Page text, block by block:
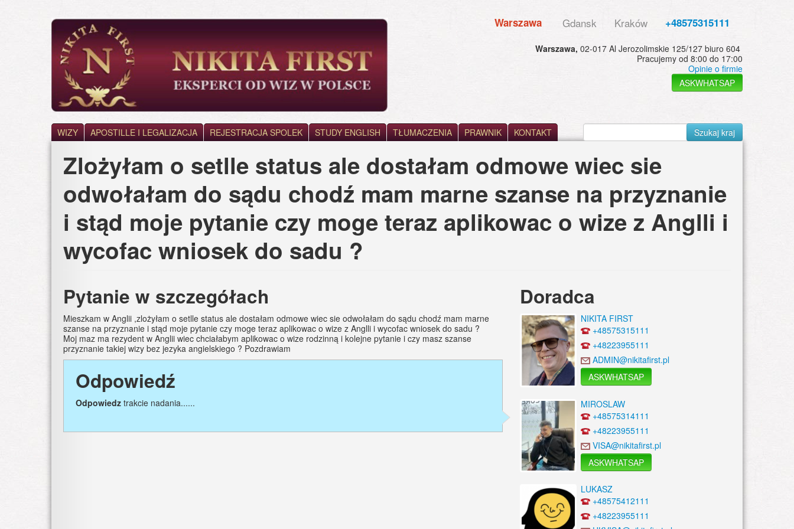
Warszawa Gdansk Kraków +48575315111
Warszawa, 02-017 Al Jerozolimskie 125/127 biuro 604
Pracujemy od 8:00 do 17:00
Opinie o firmie
ASKWHATSAP
WIZY APOSTILLE I LEGALIZACJA REJESTRACJA SPOLEK STUDY ENGLISH TŁUMACZENIA PRAWNIK KONTAKT Szukaj kraj
Zlożyłam o setlle status ale dostałam odmowe wiec sie
odwołałam do sądu chodź mam marne szanse na przyznanie
i stąd moje pytanie czy moge teraz aplikowac o wize z Anglli i
wycofac wniosek do sadu ?
Pytanie w szczegółach
Mieszkam w Anglii ,zlożyłam o setlle status ale dostałam odmowe wiec sie odwołałam do sądu chodź mam marne
szanse na przyznanie i stąd moje pytanie czy moge teraz aplikowac o wize z Anglli i wycofac wniosek do sadu ?
Moj maz ma rezydent w Anglii wiec chciałabym aplikowac o wize rodzinną i kolejne pytanie i czy masz szanse
przyznanie takiej wizy bez jezyka angielskiego ? Pozdrawiam
Odpowiedź
Odpowiedz trakcie nadania......
Doradca
NIKITA FIRST
+48575315111
+48223955111
ADMIN@nikitafirst.pl
ASKWHATSAP
MIROSLAW
+48575314111
+48223955111
VISA@nikitafirst.pl
ASKWHATSAP
LUKASZ
+48575412111
+48223955111